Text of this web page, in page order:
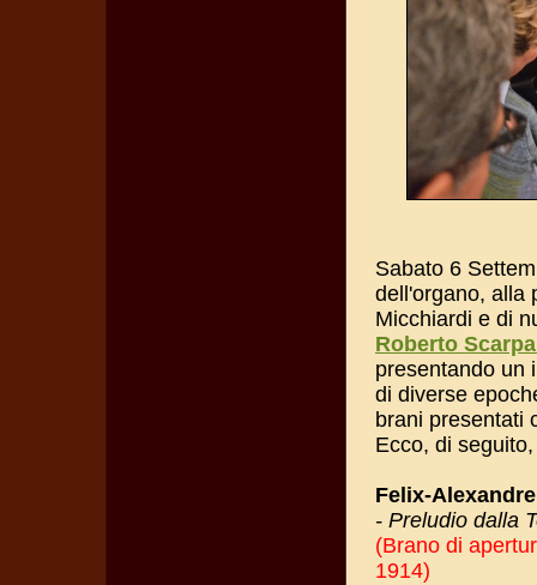
Sabato 6
dell'organo, alla
Micchiardi e di
Roberto
presentando un
di diverse
brani presentati
Ecco, di
Felix-
- Preludio dalla
(Brano di
1914)